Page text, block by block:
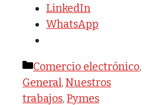
LinkedIn
WhatsApp
Categorías
Comercio electrónico,
General,Nuestros
trabajos,Pymes